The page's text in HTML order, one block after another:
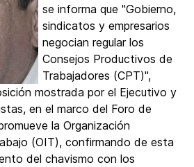
se informa que "Gobierno,
sindicatos y empresarios
negocian regular los
Consejos Productivos de
Trabajadores (CPT)",
mostrada por el Ejecutivo y
en el marco del Foro de
la Organización
(OIT), confirmando de esta
del chavismo con los